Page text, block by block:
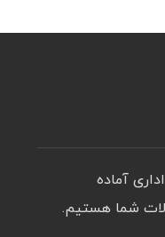
آماده
شما هستیم.